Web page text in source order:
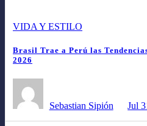
VIDA Y ESTILO
Brasil Trae a Perú las
2026
Sebastian Sipión Jul